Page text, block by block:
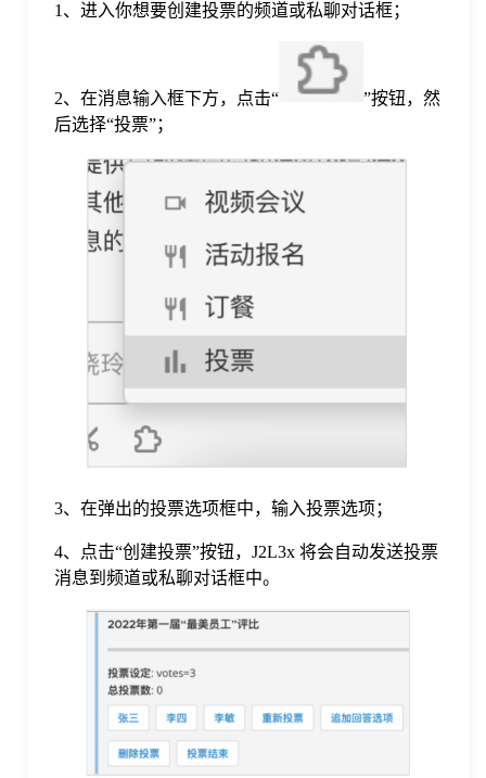
常
1、进入你想要创建投票的频道或私聊对话框；
2、在消息输入框下方，点击“
”按钮，然
后选择“投票”；
3、在弹出的投票选项框中，输入投票选项；
4、点击“创建投票”按钮，J2L3x 将会自动发送投票
消息到频道或私聊对话框中。